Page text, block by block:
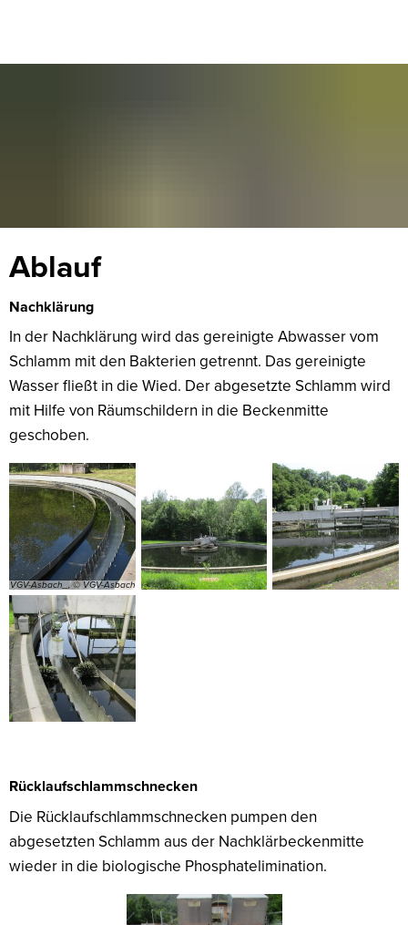
Ablauf
Ablauf
Nachklärung
In der Nachklärung wird das gereinigte Abwasser vom
Schlamm mit den Bakterien getrennt. Das gereinigte
Wasser fließt in die Wied. Der abgesetzte Schlamm wird
mit Hilfe von Räumschildern in die Beckenmitte
geschoben.
VGV-Asbach_, © VGV-Asbach
Rücklaufschlammschnecken
Die Rücklaufschlammschnecken pumpen den
abgesetzten Schlamm aus der Nachklärbeckenmitte
wieder in die biologische Phosphatelimination.